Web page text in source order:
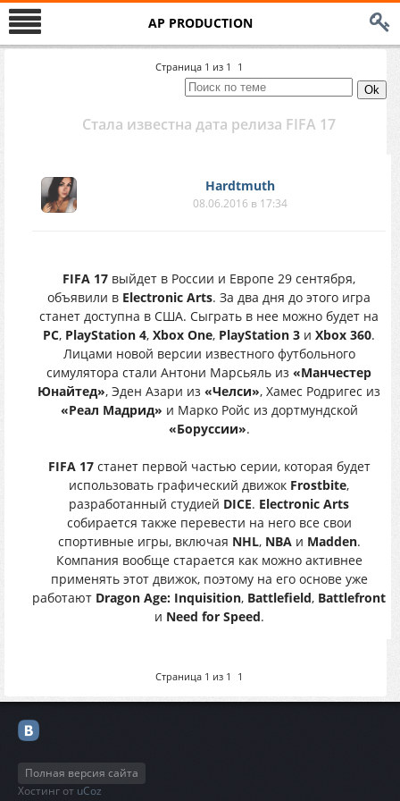
AP PRODUCTION
Страница 1 из 1 1
Стала известна дата релиза FIFA 17
Hardtmuth
08.06.2016 в 17:34
FIFA 17 выйдет в России и Европе 29 сентября,
объявили в Electronic Arts. За два дня до этого игра
станет доступна в США. Сыграть в нее можно будет на
PC, PlayStation 4, Xbox One, PlayStation 3 и Xbox 360.
Лицами новой версии известного футбольного
симулятора стали Антони Марсьяль из «Манчестер
Юнайтед», Эден Азари из «Челси», Хамес Родригес из
«Реал Мадрид» и Марко Ройс из дортмундской
«Боруссии».
FIFA 17станет первой частью серии, которая будет
использовать графический движок Frostbite,
разработанный студией DICE. Electronic Arts
собирается также перевести на него все свои
спортивные игры, включая NHL, NBAи Madden.
Компания вообще старается как можно активнее
применять этот движок, поэтому на его основе уже
работают Dragon Age: Inquisition, Battlefield, Battlefront
и Need for Speed.
Страница 1 из 1 1
Полная версия сайта
Хостинг от uCoz